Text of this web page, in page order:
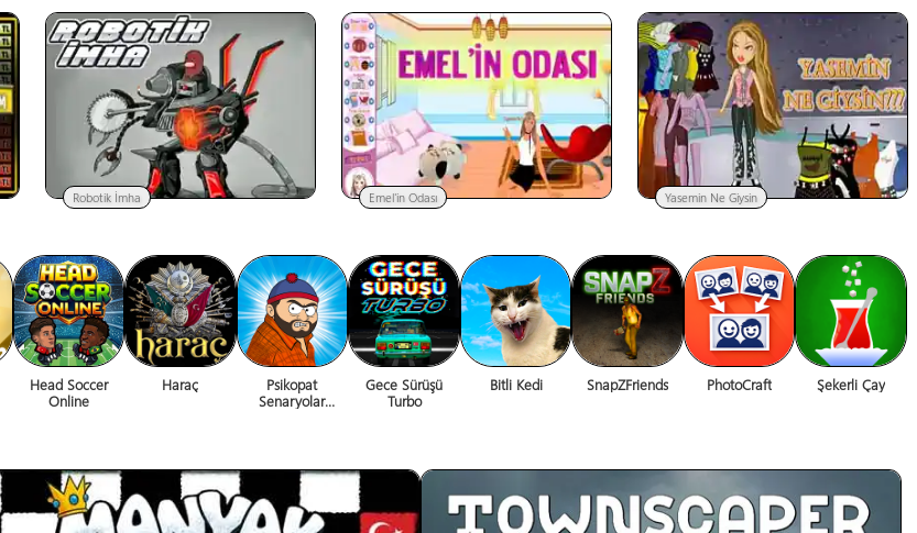
Robotik İmha Emel'in Odası Yasemin Ne Giysin
Head Soccer
Online
Haraç
Psikopat
Senaryolar
Gece Sürüşü
Turbo
Bitli Kedi SnapZFriends PhotoCraft Şekerli Çay